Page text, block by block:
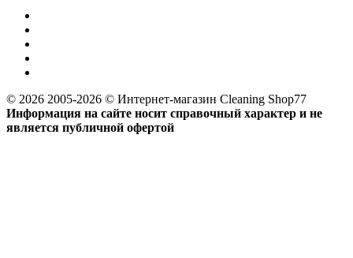
© 2026 2005-2026 © Интернет-магазин Cleaning Shop77
Информация на сайте носит справочный характер и не
является публичной офертой